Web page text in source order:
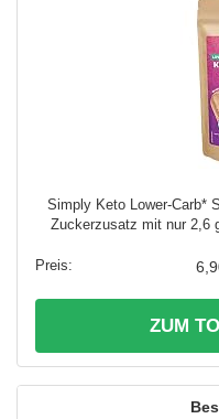
Simply Keto Lower-Carb*
Zuckerzusatz mit nur 2,6
ZUM